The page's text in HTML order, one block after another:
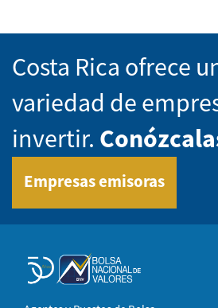
Costa Rica ofrece
variedad de
invertir.
Empresas emisoras